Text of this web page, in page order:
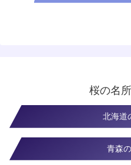
桜の名
北海道
青森